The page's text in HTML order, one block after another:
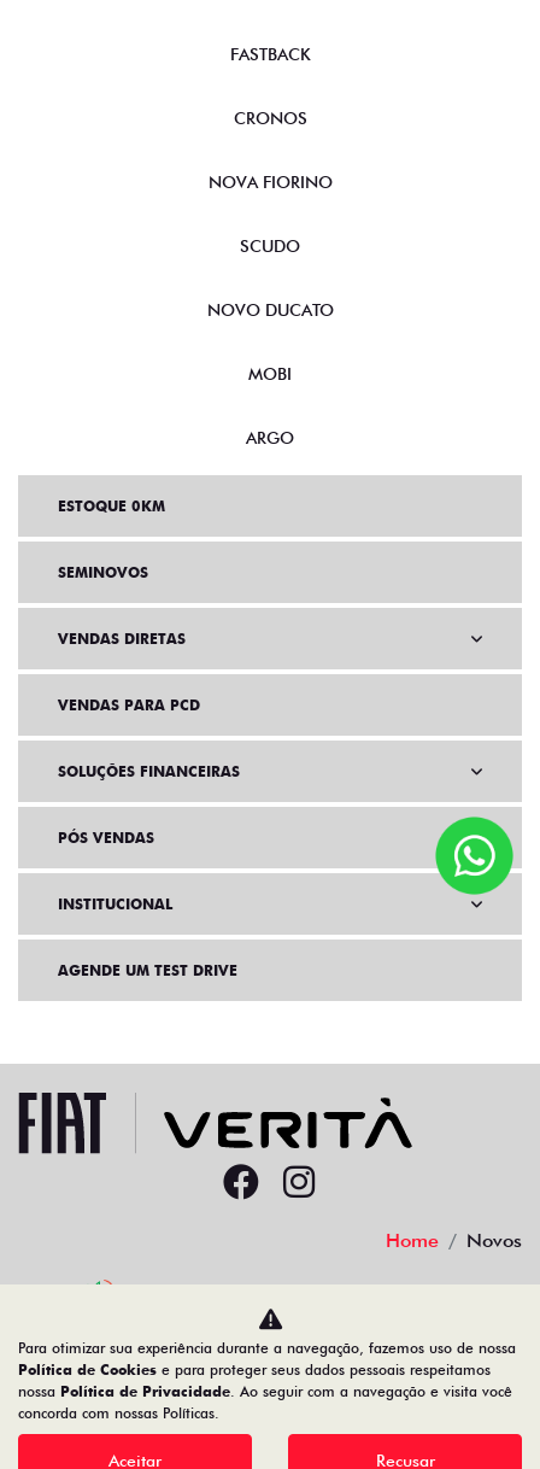
FASTBACK
CRONOS
NOVA FIORINO
SCUDO
NOVO DUCATO
MOBI
ARGO
ESTOQUE 0KM
SEMINOVOS
VENDAS DIRETAS
VENDAS PARA PCD
SOLUÇÕES FINANCEIRAS
PÓS VENDAS
INSTITUCIONAL
AGENDE UM TEST DRIVE
Home Novos
Desacelere. Seu bem maior é a vida.
Para otimizar sua experiência durante a navegação, fazemos uso de nossa
Política de Cookies e para proteger seus dados pessoais respeitamos
nossa Política de Privacidade. Ao seguir com a navegação e visita você
concorda com nossas Políticas.
Aceitar Recusar